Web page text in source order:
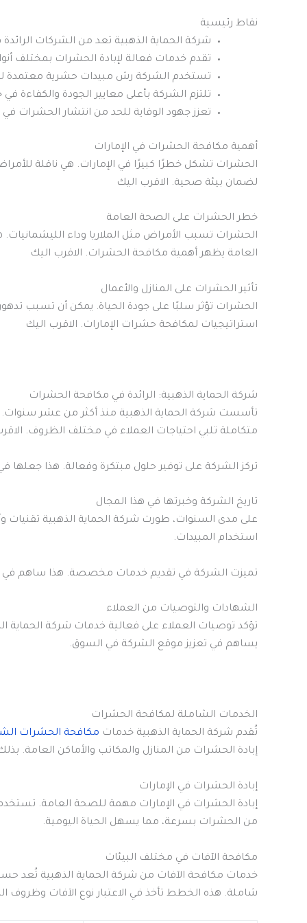
نقاط رئيسية
شركة الحماية الذهبية تعد من الشركات
تقدم خدمات فعالة لإبادة الحشرات بمختلف
تستخدم الشركة رش مبيدات حشرية معتمدة
تلتزم الشركة بأعلى معايير الجودة والكفاءة في
تعزز جهود الوقاية للحد من انتشار الحشرات في
أهمية مكافحة الحشرات في الإمارات
الحشرات تشكل خطرًا كبيرًا في الإمارات. هي ناقلة
لضمان بيئة صحية. الاقرب اليك
خطر الحشرات على الصحة العامة
الحشرات تسبب الأمراض مثل الملاريا وداء
العامة يظهر أهمية مكافحة الحشرات. الاقرب اليك
تأثير الحشرات على المنازل والأعمال
الحشرات تؤثر سلبًا على جودة الحياة. يمكن أن تسبب
استراتيجيات لمكافحة حشرات الإمارات. الاقرب اليك
شركة الحماية الذهبية: الرائدة في مكافحة الحشرات
تأسست شركة الحماية الذهبية منذ أكثر من عشر
متكاملة تلبي احتياجات العملاء في مختلف الظروف.
تركز الشركة على توفير حلول مبتكرة وفعالة. هذا جعلها
تاريخ الشركة وخبرتها في هذا المجال
على مدى السنوات، طورت شركة الحماية الذهبية
استخدام المبيدات.
تميزت الشركة في تقديم خدمات مخصصة. هذا ساهم في
الشهادات والتوصيات من العملاء
تؤكد توصيات العملاء على فعالية خدمات شركة الحماية
يساهم في تعزيز موقع الشركة في السوق.
الخدمات الشاملة لمكافحة الحشرات
تُقدم شركة الحماية الذهبية خدمات مكافحة الحشرات
إبادة الحشرات من المنازل والمكاتب والأماكن العامة.
إبادة الحشرات في الإمارات
إبادة الحشرات في الإمارات مهمة للصحة العامة.
من الحشرات بسرعة، مما يسهل الحياة اليومية.
مكافحة الآفات في مختلف البيئات
خدمات مكافحة الآفات من شركة الحماية الذهبية تُعد
شاملة. هذه الخطط تأخذ في الاعتبار نوع الآفات وظروف